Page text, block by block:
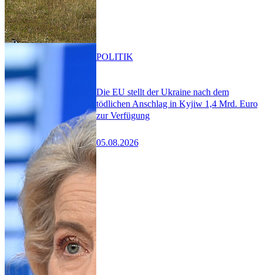
Die EU stellt der Ukraine nach dem
tödlichen Anschlag in Kyjiw 1,4 Mrd. Euro
zur Verfügung
05.08.2026
POLITIK